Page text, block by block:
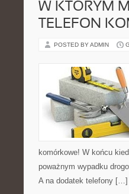
W KTÓRYM
TELEFON
POSTED BY ADMIN
komórkowe! W końcu
poważnym wypadku
A na dodatek telefony […]